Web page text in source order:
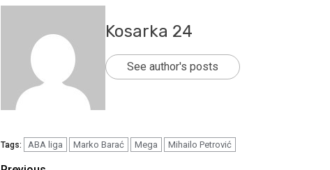
Kosarka 24
See author's posts
Tags: ABA liga Marko Barać Mega Mihailo Petrović